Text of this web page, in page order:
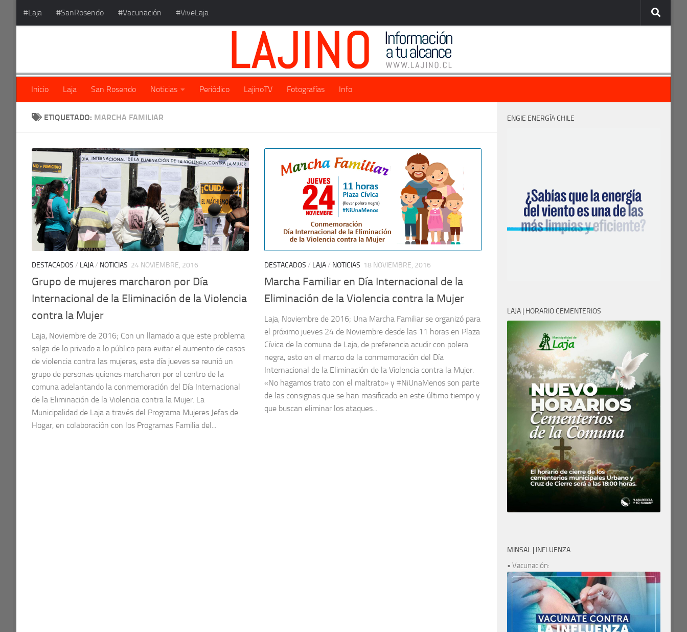
Saltar al contenido
#Laja #SanRosendo #Vacunación #ViveLaja
Inicio Laja San Rosendo Noticias Periódico LajinoTV Fotografías Info
ETIQUETADO: MARCHA FAMILIAR
DESTACADOS / LAJA/ NOTICIAS 24 NOVIEMBRE, 2016
Grupo de mujeres marcharon por Día
Internacional de la Eliminación de la Violencia
contra la Mujer
Laja, Noviembre de 2016; Con un llamado a que este problema
salga de lo privado a lo público para evitar el aumento de casos
de violencia contra las mujeres, este día jueves se reunió un
grupo de personas quienes marcharon por el centro de la
comuna adelantando la conmemoración del Día Internacional
de la Eliminación de la Violencia contra la Mujer. La
Municipalidad de Laja a través del Programa Mujeres Jefas de
Hogar, en colaboración con los Programas Familia del...
DESTACADOS / LAJA/ NOTICIAS 18 NOVIEMBRE, 2016
Marcha Familiar en Día Internacional de la
Eliminación de la Violencia contra la Mujer
Laja, Noviembre de 2016; Una Marcha Familiar se organizó para
el próximo jueves 24 de Noviembre desde las 11 horas en Plaza
Cívica de la comuna de Laja, de preferencia acudir con polera
negra, esto en el marco de la conmemoración del Día
Internacional de la Eliminación de la Violencia contra la Mujer.
«No hagamos trato con el maltrato» y #NiUnaMenos son parte
de las consignas que se han masificado en este último tiempo y
que buscan eliminar los ataques...
ENGIE ENERGÍA CHILE
LAJA | HORARIO CEMENTERIOS
MINSAL | INFLUENZA
• Vacunación: